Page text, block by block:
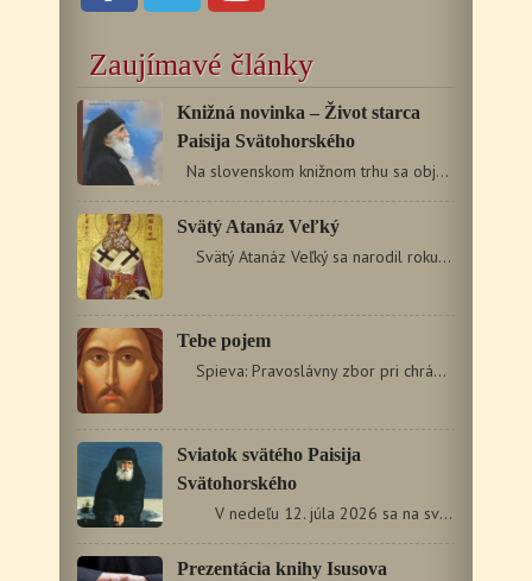
Zaujímavé články
Knižná novinka – Život starca
Paisija Svätohorského
Na slovenskom knižnom trhu sa objavila dlho očakávaná…
Svätý Atanáz Veľký
Svätý Atanáz Veľký sa narodil roku 295 v Alexandrii.…
Tebe pojem
Spieva: Pravoslávny zbor pri chráme svätých…
Sviatok svätého Paisija
Svätohorského
V nedeľu 12. júla 2026 sa na sviatok…
Prezentácia knihy Isusova